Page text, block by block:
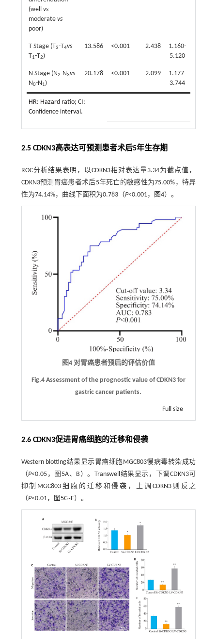
(wellvs
moderatevs
poor)
T Stage (T3-T4vs
T1-T2)
13.586 <0.001 2.438
1.160-
5.120
N Stage (N2-N3vs
N0-N1)
20.178 <0.001 2.099
1.177-
3.744
HR: Hazard ratio; CI:
Confidence interval.
2.5 CDKN3高表达可预测患者术后5年生存期
ROC分析结果表明，以CDKN3相对表达量3.34为截点值，
CDKN3预测胃癌患者术后5年死亡的敏感性为75.00%，特异
性为74.14%，曲线下面积为0.783（P<0.001， 图4）。
图4 对胃癌患者预后的评估价值
Fig.4 Assessment of the prognostic value of CDKN3 for
gastric cancer patients.
Full size
2.6 CDKN3促进胃癌细胞的迁移和侵袭
Western blotting结果显示胃癌细胞MGC803慢病毒转染成功
（P<0.05， 图5A、B）。Transwell结果显示，下调CDKN3可
抑制MGC803细胞的迁移和侵袭，上调CDKN3则反之
（P<0.01， 图5C~E）。